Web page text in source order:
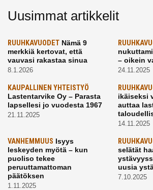
Uusimmat artikkelit
RUUHKAVUODET Nämä 9
merkkiä kertovat, että
vauvasi rakastaa sinua
8.1.2026
– oikein
24.11.2025
KAUPALLINEN YHTEISTYÖ
Lastentarvike Oy – Parasta
lapsellesi jo vuodesta 1967
21.11.2025
ikäiseksi
auttaa
14.11.2025
VANHEMMUUS Isyys
leskeyden myötä – kun
puoliso tekee
peruuttamattoman
päätöksen
1.11.2025
selätät
uusia
7.10.2025